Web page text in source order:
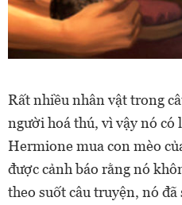
Rất nhiều nhân vật trong
người hoá thú, vì vậy nó có
Hermione mua con mèo
được cảnh báo rằng nó
theo suốt câu truyện, nó